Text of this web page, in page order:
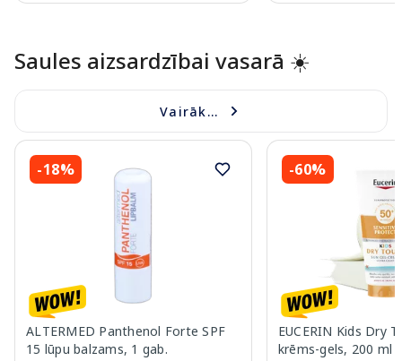
Saules aizsardzībai vasarā ☀️
Vairāk...
-18%
ALTERMED Panthenol Forte SPF
15 lūpu balzams, 1 gab.
-60%
EUCERIN Kids Dry
krēms-gels, 200 ml